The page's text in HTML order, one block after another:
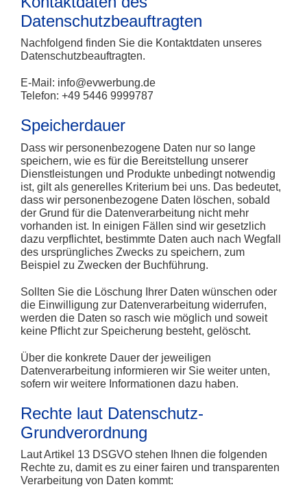
Datenschutzbeauftragten
Nachfolgend finden Sie die Kontaktdaten unseres
Datenschutzbeauftragten.
E-Mail: info@evwerbung.de
Telefon: +49 5446 9999787
Speicherdauer
Dass wir personenbezogene Daten nur so lange
speichern, wie es für die Bereitstellung unserer
Dienstleistungen und Produkte unbedingt notwendig
ist, gilt als generelles Kriterium bei uns. Das bedeutet,
dass wir personenbezogene Daten löschen, sobald
der Grund für die Datenverarbeitung nicht mehr
vorhanden ist. In einigen Fällen sind wir gesetzlich
dazu verpflichtet, bestimmte Daten auch nach Wegfall
des ursprüngliches Zwecks zu speichern, zum
Beispiel zu Zwecken der Buchführung.
Sollten Sie die Löschung Ihrer Daten wünschen oder
die Einwilligung zur Datenverarbeitung widerrufen,
werden die Daten so rasch wie möglich und soweit
keine Pflicht zur Speicherung besteht, gelöscht.
Über die konkrete Dauer der jeweiligen
Datenverarbeitung informieren wir Sie weiter unten,
sofern wir weitere Informationen dazu haben.
Rechte laut Datenschutz-
Grundverordnung
Laut Artikel 13 DSGVO stehen Ihnen die folgenden
Rechte zu, damit es zu einer fairen und transparenten
Verarbeitung von Daten kommt: